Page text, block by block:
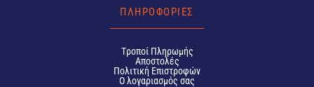
ΠΛΗΡΟΦΟΡΙΕΣ
Tροποί Πληρωμής
Αποστολές
Πολιτική Επιστροφών
Ο λογαριασμός σας